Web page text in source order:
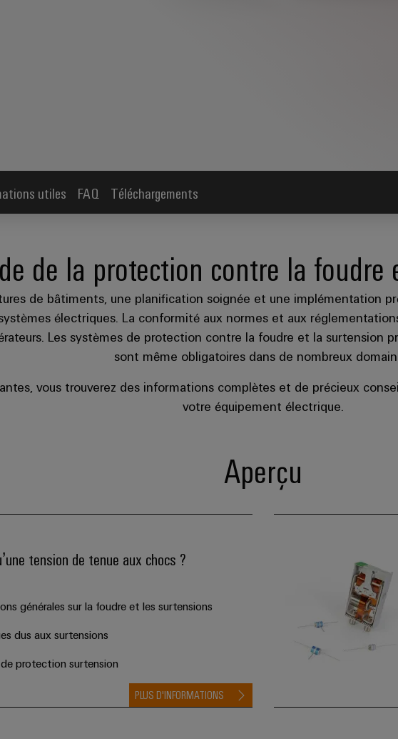
utiles FAQ Téléchargements
de la protection contre la
de bâtiments, une planification soignée et une implémentation
électriques. La conformité aux normes et aux
Les systèmes de protection contre la foudre et la surtension
sont même obligatoires dans de nombreux
vous trouverez des informations complètes et de précieux
votre équipement électrique.
Aperçu
tension de tenue aux chocs ?
générales sur la foudre et les surtensions
dus aux surtensions
protection surtension
PLUS D'INFORMATIONS